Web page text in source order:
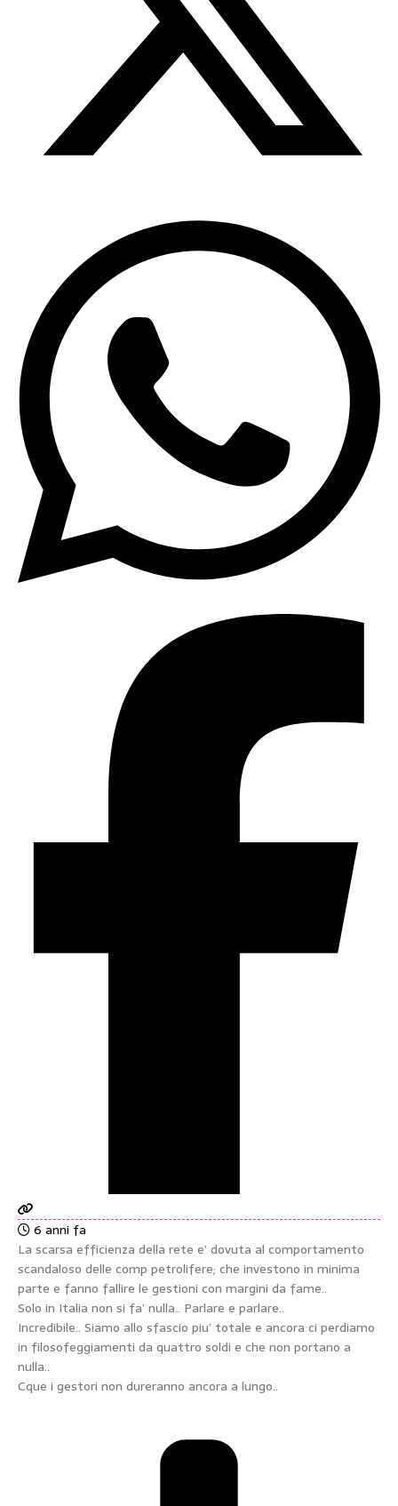
6 anni fa
La scarsa efficienza della rete e’ dovuta al comportamento
scandaloso delle comp petrolifere; che investono in minima
parte e fanno fallire le gestioni con margini da fame..
Solo in Italia non si fa’ nulla.. Parlare e parlare..
Incredibile.. Siamo allo sfascio piu’ totale e ancora ci perdiamo
in filosofeggiamenti da quattro soldi e che non portano a
nulla..
Cque i gestori non dureranno ancora a lungo..